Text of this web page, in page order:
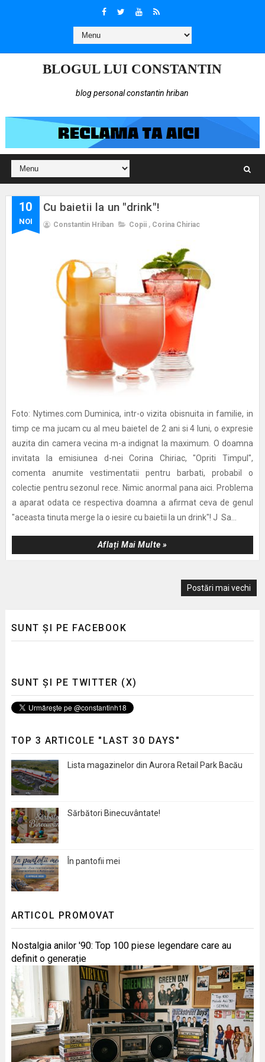
BLOGUL LUI CONSTANTIN
blog personal constantin hriban
10
NOI
Cu baietii la un "drink"!
Constantin Hriban Copii , Corina Chiriac
Foto: Nytimes.com Duminica, intr-o vizita obisnuita in familie, in
timp ce ma jucam cu al meu baietel de 2 ani si 4 luni, o expresie
auzita din camera vecina m-a indignat la maximum. O doamna
invitata la emisiunea d-nei Corina Chiriac, "Opriti Timpul",
comenta anumite vestimentatii pentru barbati, probabil o
colectie pentru sezonul rece. Nimic anormal pana aici. Problema
a aparat odata ce respectiva doamna a afirmat ceva de genul
"aceasta tinuta merge la o iesire cu baietii la un drink"! J Sa...
Aflați Mai Multe »
Postări mai vechi
SUNT ȘI PE FACEBOOK
SUNT ȘI PE TWITTER (X)
TOP 3 ARTICOLE "LAST 30 DAYS"
Lista magazinelor din Aurora Retail Park Bacău
Sărbători Binecuvântate!
În pantofii mei
ARTICOL PROMOVAT
Nostalgia anilor '90: Top 100 piese legendare care au
definit o generație